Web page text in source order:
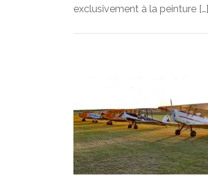
exclusivement à la peinture […]